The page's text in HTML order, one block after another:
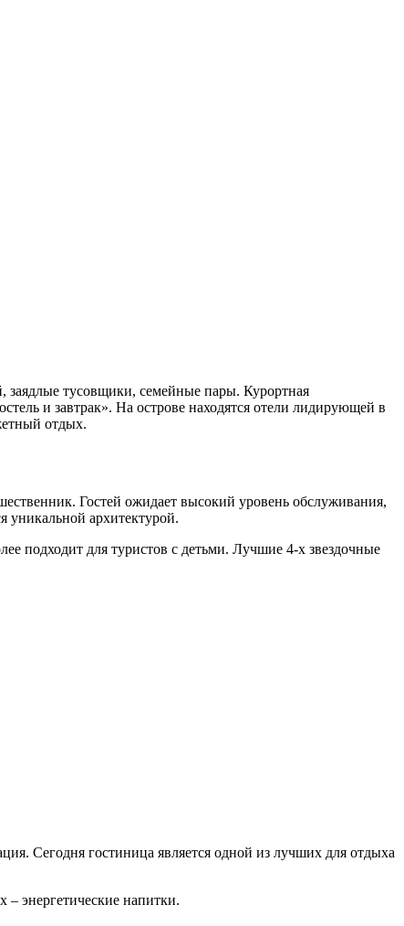
заядлые тусовщики, семейные пары. Курортная
и завтрак». На острове находятся отели лидирующей в
отдых.
Гостей ожидает высокий уровень обслуживания,
уникальной архитектурой.
подходит для туристов с детьми. Лучшие 4-х звездочные
Сегодня гостиница является одной из лучших для отдыха
– энергетические напитки.